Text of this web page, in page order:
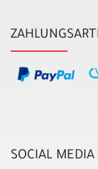
SOCIAL MEDIA